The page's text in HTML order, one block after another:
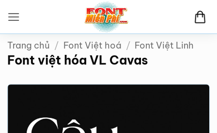
qua
nội
dung
Trang chủ / Font Việt hoá / Font Việt Linh
Font việt hóa VL Cavas